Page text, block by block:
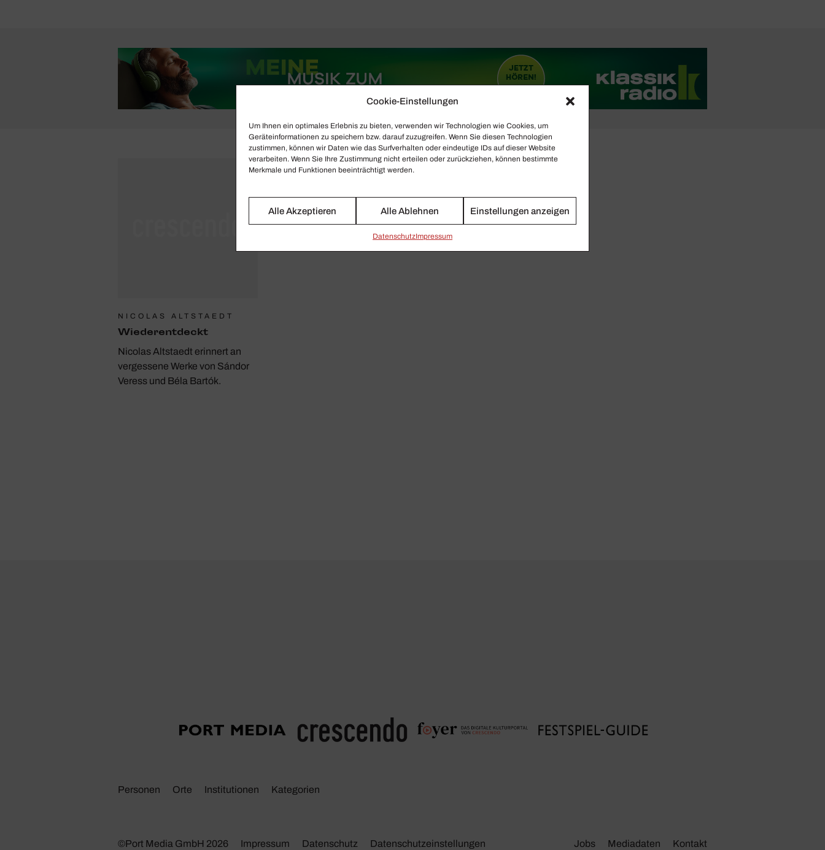
Cookie-Einstellungen
Um Ihnen ein optimales Erlebnis zu bieten, verwenden wir Technologien wie Cookies, um
Geräteinformationen zu speichern bzw. darauf zuzugreifen. Wenn Sie diesen Technologien
zustimmen, können wir Daten wie das Surfverhalten oder eindeutige IDs auf dieser Website
verarbeiten. Wenn Sie Ihre Zustimmung nicht erteilen oder zurückziehen, können bestimmte
Merkmale und Funktionen beeinträchtigt werden.
Alle Akzeptieren Alle Ablehnen Einstellungen anzeigen
Daten­schutzImpressum
NICOLAS ALTSTAEDT
Wieder­ent­deckt
Nicolas Altstaedt erinnert an
vergessene Werke von Sándor
Veress und Béla Bartók.
Personen Orte Insti­tu­tionen Kate­go­rien
©Port Media GmbH 2026 Impressum Daten­schutz Daten­schutz­ein­stel­lungen Jobs Media­daten Kontakt